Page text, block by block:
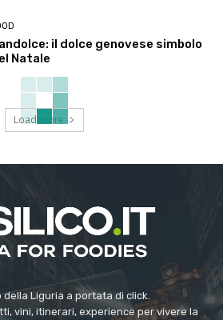
il dolce genovese simbolo
Natale
Load more
della Liguria a portata di click.
vini, itinerari, experience per vivere la